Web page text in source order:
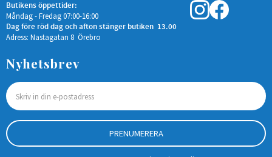
Butikens öppettider:
Måndag - Fredag 07:00-16:00
Dag före röd dag och afton stänger butiken 13.00
Adress: Nastagatan 8 Örebro
Nyhetsbrev
PRENUMERERA